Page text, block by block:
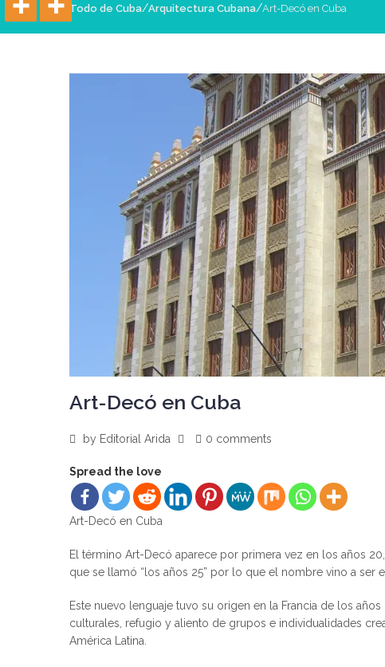
Todo de Cuba/Arquitectura Cubana/Art-Decó en Cuba
Art-Decó en Cuba
by Editorial Arida 0 comments
Spread the love
Art-Decó en Cuba
El término Art-Decó aparece por primera vez en los años
que se llamó “los años 25” por lo que el nombre vino a ser
Este nuevo lenguaje tuvo su origen en la Francia de los
culturales, refugio y aliento de grupos e individualidades
América Latina.